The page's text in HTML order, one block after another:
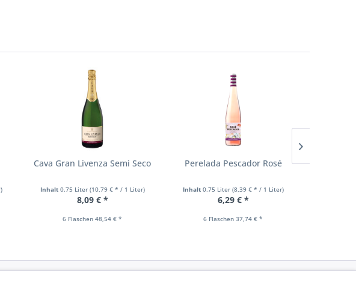
Cava Gran Livenza Semi Seco
Inhalt 0.75 Liter (10,79 € * / 1 Liter)
8,09 € *
6 Flaschen 48,54 € *
Perelada Pescador Rosé
Inhalt 0.75 Liter (8,39 € * / 1 Liter)
6,29 € *
6 Flaschen 37,74 € *